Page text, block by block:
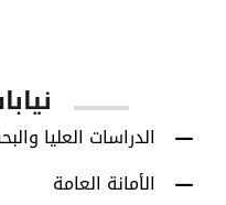
الدراسات العليا
الأمانة العامة